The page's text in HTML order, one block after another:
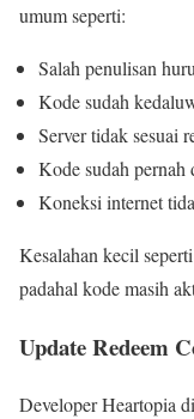
umum seperti:
Salah penulisan
Kode sudah
Server tidak sesuai
Kode sudah pernah
Koneksi internet
Kesalahan kecil
padahal kode masih
Update Redeem
Developer Heartopia